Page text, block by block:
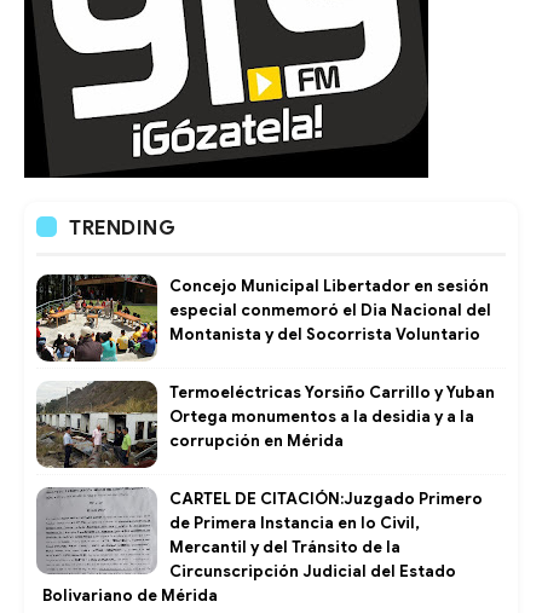
TRENDING
Concejo Municipal Libertador en sesión
especial conmemoró el Dia Nacional del
Montanista y del Socorrista Voluntario
Termoeléctricas Yorsiño Carrillo y Yuban
Ortega monumentos a la desidia y a la
corrupción en Mérida
CARTEL DE CITACIÓN:Juzgado Primero
de Primera Instancia en lo Civil,
Mercantil y del Tránsito de la
Circunscripción Judicial del Estado
Bolivariano de Mérida